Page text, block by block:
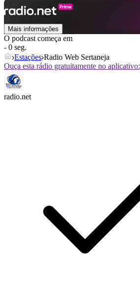
Mais informações
O podcast começa em
- 0 seg.
Estações Radio Web Sertaneja
Ouça esta rádio gratuitamente no aplicativo:
radio.net